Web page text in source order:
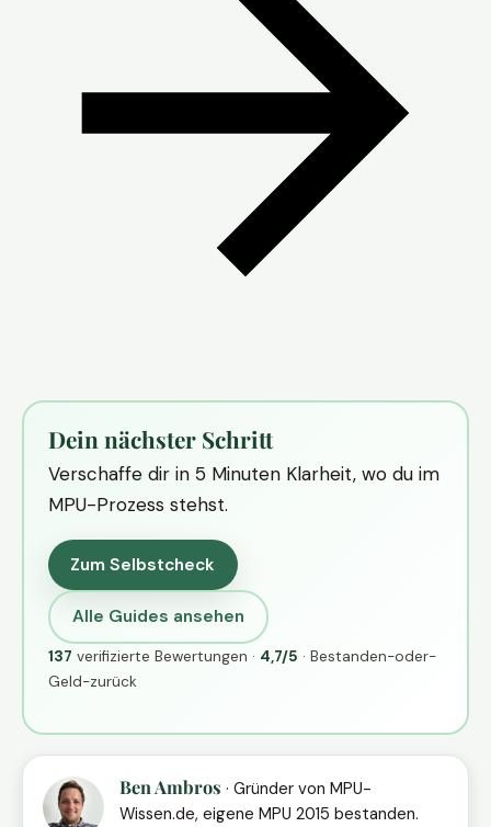
Dein nächster Schritt
Verschaffe dir in 5 Minuten Klarheit, wo du im
MPU-Prozess stehst.
Zum Selbstcheck
Alle Guides ansehen
137 verifizierte Bewertungen · 4,7/5 · Bestanden-oder-
Geld-zurück
Ben Ambros · Gründer von MPU-
Wissen.de, eigene MPU 2015 bestanden.